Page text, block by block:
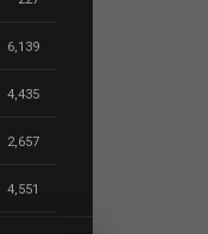
6,139
4,435
2,657
4,551